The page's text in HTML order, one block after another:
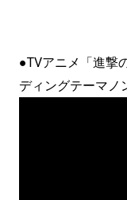
●TVアニメ「進撃
ディングテーマノ